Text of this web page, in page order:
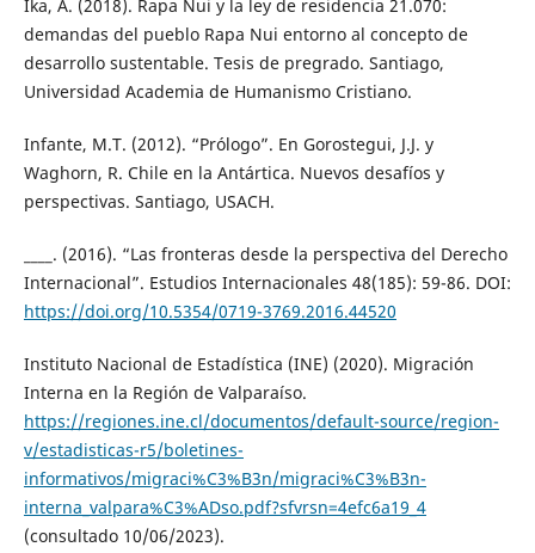
Ika, A. (2018). Rapa Nui y la ley de residencia 21.070:
demandas del pueblo Rapa Nui entorno al concepto de
desarrollo sustentable. Tesis de pregrado. Santiago,
Universidad Academia de Humanismo Cristiano.
Infante, M.T. (2012). “Prólogo”. En Gorostegui, J.J. y
Waghorn, R. Chile en la Antártica. Nuevos desafíos y
perspectivas. Santiago, USACH.
____. (2016). “Las fronteras desde la perspectiva del Derecho
Internacional”. Estudios Internacionales 48(185): 59-86. DOI:
https://doi.org/10.5354/0719-3769.2016.44520
Instituto Nacional de Estadística (INE) (2020). Migración
Interna en la Región de Valparaíso.
https://regiones.ine.cl/documentos/default-source/region-
v/estadisticas-r5/boletines-
informativos/migraci%C3%B3n/migraci%C3%B3n-
interna_valpara%C3%ADso.pdf?sfvrsn=4efc6a19_4
(consultado 10/06/2023).